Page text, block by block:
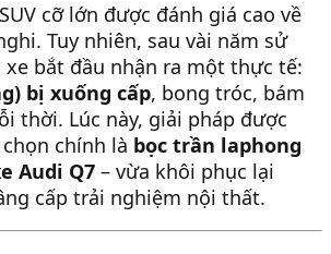
cỡ lớn được đánh giá cao về
Tuy nhiên, sau vài năm sử
xe bắt đầu nhận ra một thực tế:
bị xuống cấp, bong tróc, bám
thời. Lúc này, giải pháp được
chính là bọc trần laphong
Audi Q7 – vừa khôi phục lại
cấp trải nghiệm nội thất.